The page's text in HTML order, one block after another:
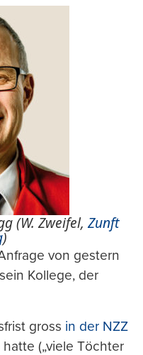
(W. Zweifel, Zunft
)
von gestern
Kollege, der
gross in der NZZ
(„viele Töchter